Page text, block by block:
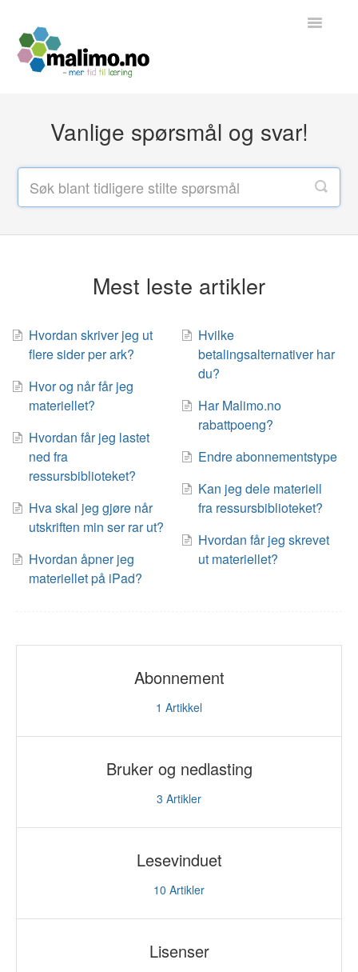
Toggle
Vanlige spørsmål og svar!
Mest leste artikler
Hvordan skriver jeg ut
flere sider per ark?
Hvor og når får jeg
materiellet?
Hvordan får jeg lastet
ned fra
ressursbiblioteket?
Hva skal jeg gjøre når
utskriften min ser rar ut?
Hvordan åpner jeg
materiellet på iPad?
Hvilke
betalingsalternativer har
du?
Har Malimo.no
rabattpoeng?
Endre abonnementstype
Kan jeg dele materiell
fra ressursbiblioteket?
Hvordan får jeg skrevet
ut materiellet?
Abonnement
1 Artikkel
Bruker og nedlasting
3 Artikler
Lesevinduet
10 Artikler
Lisenser